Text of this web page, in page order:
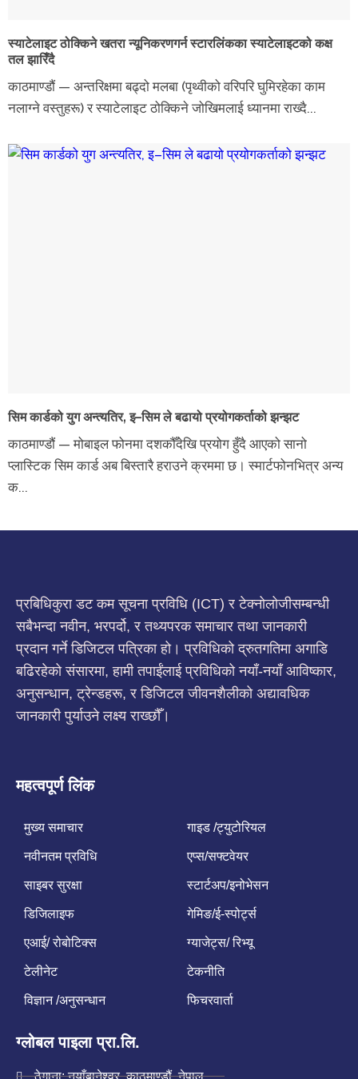
स्याटेलाइट ठोक्किने खतरा न्यूनिकरणगर्न स्टारलिंकका स्याटेलाइटको कक्ष
तल झारिँदै
काठमाण्डौं — अन्तरिक्षमा बढ्दो मलबा (पृथ्वीको वरिपरि घुमिरहेका काम
नलाग्ने वस्तुहरू) र स्याटेलाइट ठोक्किने जोखिमलाई ध्यानमा राख्दै...
सिम कार्डको युग अन्त्यतिर, इ–सिम ले बढायो प्रयोगकर्ताको झन्झट
काठमाण्डौं — मोबाइल फोनमा दशकौँदेखि प्रयोग हुँदै आएको सानो
प्लास्टिक सिम कार्ड अब बिस्तारै हराउने क्रममा छ। स्मार्टफोनभित्र अन्य
क...
प्रबिधिकुरा डट कम सूचना प्रविधि (ICT) र टेक्नोलोजीसम्बन्धी
सबैभन्दा नवीन, भरपर्दो, र तथ्यपरक समाचार तथा जानकारी
प्रदान गर्ने डिजिटल पत्रिका हो। प्रविधिको द्रुतगतिमा अगाडि
बढिरहेको संसारमा, हामी तपाईंलाई प्रविधिको नयाँ-नयाँ आविष्कार,
अनुसन्धान, ट्रेन्डहरू, र डिजिटल जीवनशैलीको अद्यावधिक
जानकारी पुर्याउने लक्ष्य राख्छौँ।
महत्वपूर्ण लिंक
मुख्य समाचार
नवीनतम प्रविधि
साइबर सुरक्षा
डिजिलाइफ
एआई/ रोबोटिक्स
टेलीनेट
विज्ञान /अनुसन्धान
गाइड /ट्युटोरियल
एप्स/सफ्टवेयर
स्टार्टअप/इनोभेसन
गेमिङ/ई-स्पोर्ट्स
ग्याजेट्स/ रिभ्यू
टेकनीति
फिचरवार्ता
ग्लोबल पाइला प्रा.लि.